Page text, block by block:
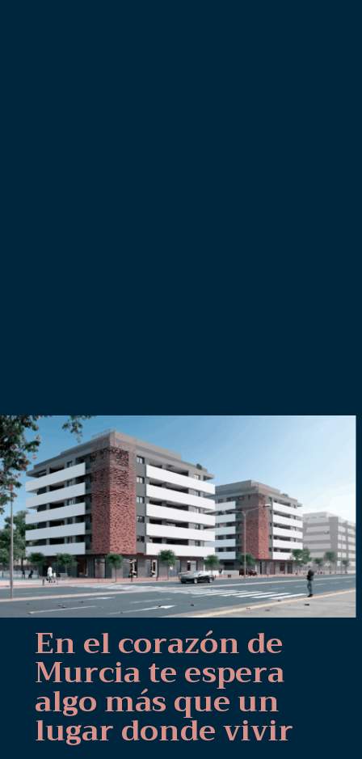
En el corazón de
Murcia te espera
algo más que un
lugar donde vivir